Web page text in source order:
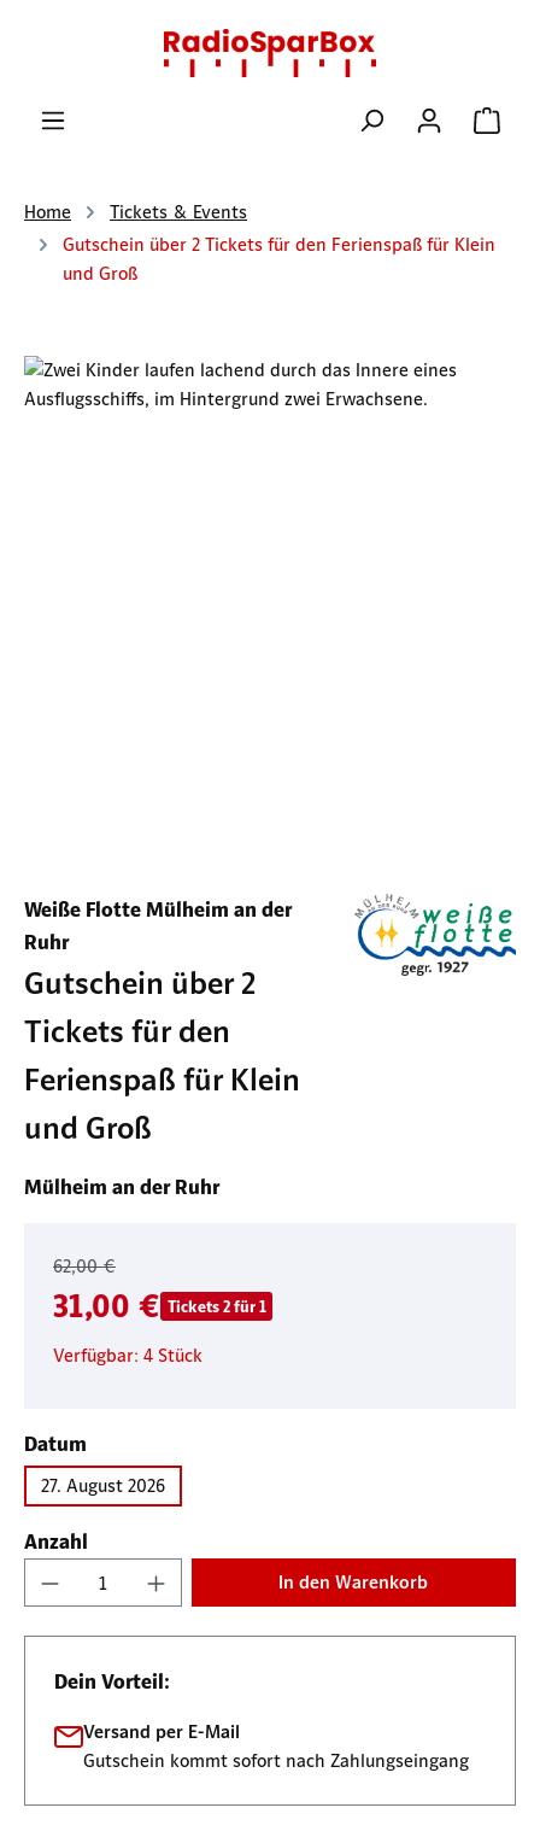
Zum Hauptinhalt springen
Home
Tickets & Events
Gutschein über 2 Tickets für den Ferienspaß für Klein
und Groß
Bildergalerie überspringen
Weiße Flotte Mülheim an der
Ruhr
Gutschein über 2
Tickets für den
Ferienspaß für Klein
und Groß
Mülheim an der Ruhr
62,00 €
31,00 € Tickets 2 für 1
Verfügbar: 4 Stück
Datum
27. August 2026
Anzahl
Produkt Anzahl: Gib den gewünschten Wert
In den Warenkorb
Dein Vorteil:
Versand per E-Mail
Gutschein kommt sofort nach Zahlungseingang